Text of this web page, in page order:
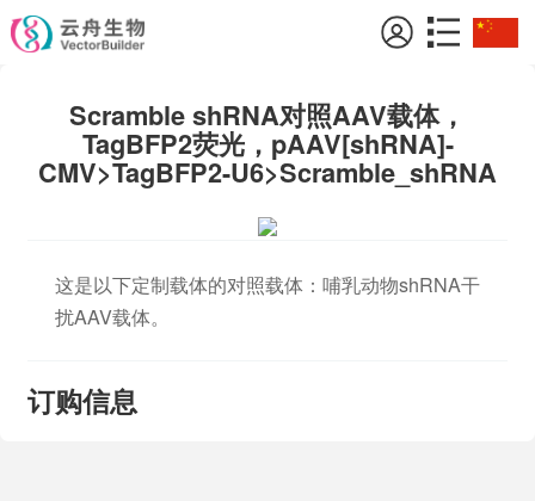
Scramble shRNA对照AAV载体，
TagBFP2荧光，pAAV[shRNA]-
CMV>TagBFP2-U6>Scramble_shRNA
这是以下定制载体的对照载体：哺乳动物shRNA干
扰AAV载体。
订购信息